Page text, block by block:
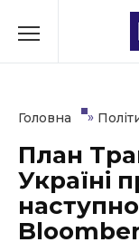
до
Культура
Освіта
Головна »
План
Україні